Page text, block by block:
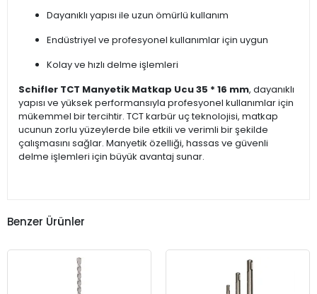
Dayanıklı yapısı ile uzun ömürlü kullanım
Endüstriyel ve profesyonel kullanımlar için uygun
Kolay ve hızlı delme işlemleri
Schifler TCT Manyetik Matkap Ucu 35 * 16 mm, dayanıklı
yapısı ve yüksek performansıyla profesyonel kullanımlar için
mükemmel bir tercihtir. TCT karbür uç teknolojisi, matkap
ucunun zorlu yüzeylerde bile etkili ve verimli bir şekilde
çalışmasını sağlar. Manyetik özelliği, hassas ve güvenli
delme işlemleri için büyük avantaj sunar.
Benzer Ürünler